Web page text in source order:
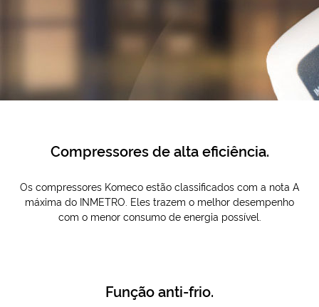
Compressores de alta eficiência.
Os compressores Komeco estão classificados com a nota A
máxima do INMETRO. Eles trazem o melhor desempenho
com o menor consumo de energia possível.
Função anti-frio.